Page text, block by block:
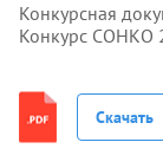
Конкурсная
Конкурс СОНКО
Скачать